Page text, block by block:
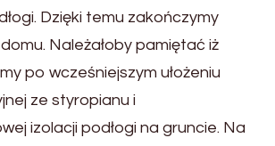
Dzięki temu zakończymy
Należałoby pamiętać iż
po wcześniejszym ułożeniu
ze styropianu i
izolacji podłogi na gruncie. Na